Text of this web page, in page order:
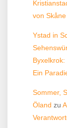
von
Ystad in
Ein
Sommer,
Öland zu